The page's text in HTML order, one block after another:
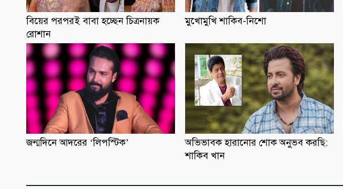
বিয়ের পরপরই বাবা হচ্ছেন চিত্রনায়ক
রোশান
মুখোমুখি শাকিব-নিশো
জন্মদিনে আদরের ‘লিপস্টিক’
অভিভাবক হারানোর শোক অনুভব করছি:
শাকিব খান